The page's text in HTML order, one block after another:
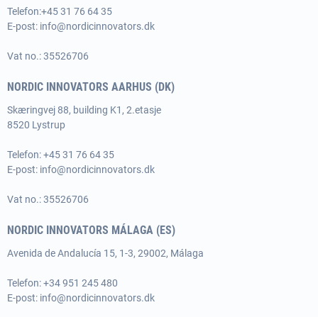
Telefon:+45 31 76 64 35
E-post: info@nordicinnovators.dk
Vat no.: 35526706
NORDIC INNOVATORS AARHUS (DK)
Skæringvej 88, building K1, 2.etasje
8520 Lystrup
Telefon:+45 31 76 64 35
E-post: info@nordicinnovators.dk
Vat no.: 35526706
NORDIC INNOVATORS MÁLAGA (ES)
Avenida de Andalucía 15, 1-3, 29002, Málaga
Telefon: +34 951 245 480
E-post: info@nordicinnovators.dk